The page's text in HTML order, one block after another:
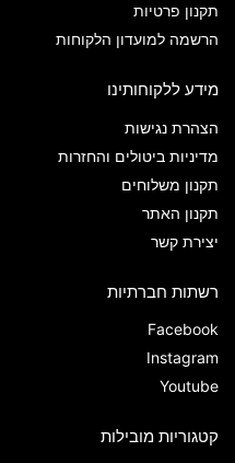
תקנון פרטיות
הרשמה למועדון הלקוחות
מידע ללקוחותינו
הצהרת נגישות
מדיניות ביטולים והחזרות
תקנון משלוחים
תקנון האתר
יצירת קשר
רשתות חברתיות
Facebook
Instagram
Youtube
קטגוריות מובילות